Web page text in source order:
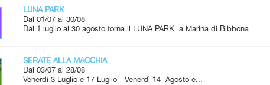
LUNA PARK
Dal 01/07 al 30/08
Dal 1 luglio al 30 agosto torna il LUNA PARK a Marina di Bibbona...
SERATE ALLA MACCHIA
Dal 03/07 al 28/08
Venerdì 3 Luglio e 17 Luglio - Venerdì 14 Agosto e...